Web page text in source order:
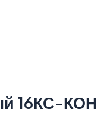
16КС-КОН